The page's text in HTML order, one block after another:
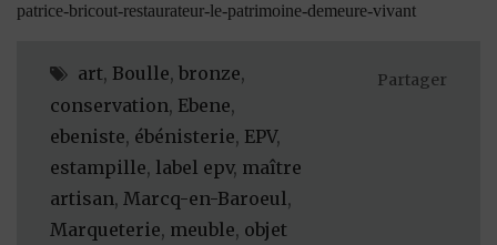
patrice-bricout-restaurateur-le-patrimoine-demeure-vivant
art, Boulle, bronze,
conservation, Ebene,
ebeniste, ébénisterie, EPV,
estampille, label epv, maître
artisan, Marcq-en-Baroeul,
Marqueterie, meuble, objet
Partager